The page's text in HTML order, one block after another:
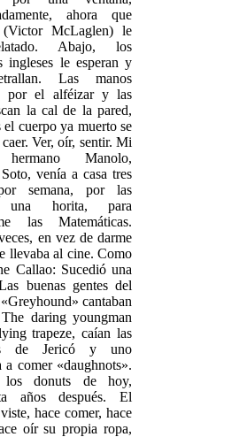
ahora que
(Victor McLaglen) le
Abajo, los
ingleses le esperan y
Las manos
por el alféizar y las
la cal de la pared,
el cuerpo ya muerto se
caer. Ver, oír, sentir. Mi
Manolo,
venía a casa tres
semana, por las
una horita, para
las Matemáticas.
en vez de darme
llevaba al cine. Como
Callao: Sucedió una
buenas gentes del
cantaban
daring youngman
trapeze, caían las
de Jericó y uno
a comer «daughnots».
donuts de hoy,
años después. El
hace comer, hace
oír su propia ropa,